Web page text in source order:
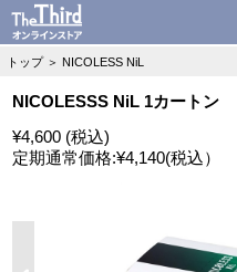
トップ ＞ NICOLESS NiL
NICOLESSS NiL 1カートン
¥4,600 (税込)
定期通常価格:¥4,140(税込）